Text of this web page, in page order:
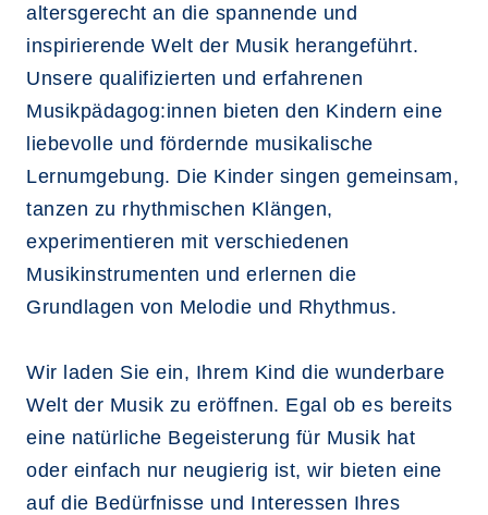
altersgerecht an die spannende und
inspirierende Welt der Musik herangeführt.
Unsere qualifizierten und erfahrenen
Musikpädagog:innen bieten den Kindern eine
liebevolle und fördernde musikalische
Lernumgebung. Die Kinder singen gemeinsam,
tanzen zu rhythmischen Klängen,
experimentieren mit verschiedenen
Musikinstrumenten und erlernen die
Grundlagen von Melodie und Rhythmus.
Wir laden Sie ein, Ihrem Kind die wunderbare
Welt der Musik zu eröffnen. Egal ob es bereits
eine natürliche Begeisterung für Musik hat
oder einfach nur neugierig ist, wir bieten eine
auf die Bedürfnisse und Interessen Ihres